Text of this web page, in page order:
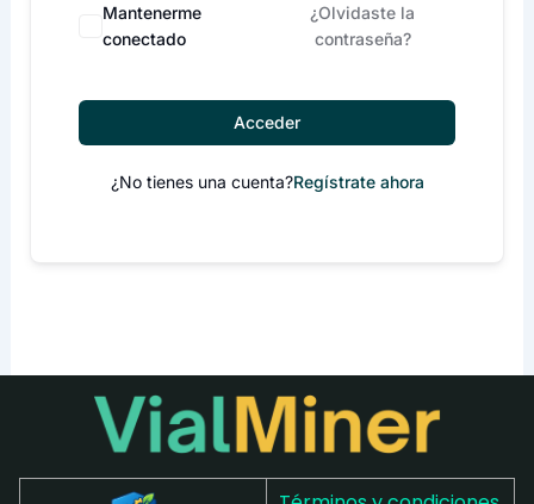
Mantenerme
conectado
¿Olvidaste la
contraseña?
Acceder
¿No tienes una cuenta?Regístrate ahora